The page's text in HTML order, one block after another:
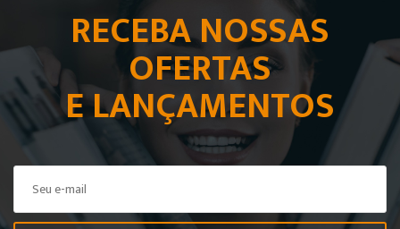
RECEBA NOSSAS
OFERTAS
E LANÇAMENTOS